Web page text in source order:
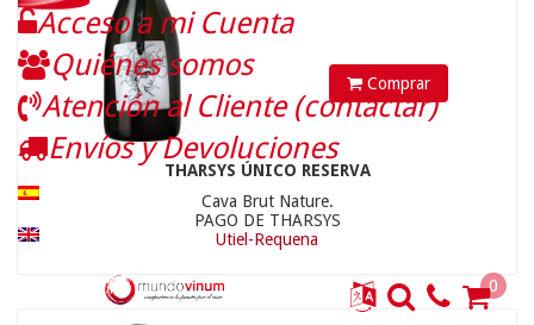
Comprar
THARSYS ÚNICO RESERVA
Cava Brut Nature.
PAGO DE THARSYS
Utiel-Requena
Acceso a mi Cuenta
Quiénes somos
Atención al Cliente (contactar)
Envíos y Devoluciones
0